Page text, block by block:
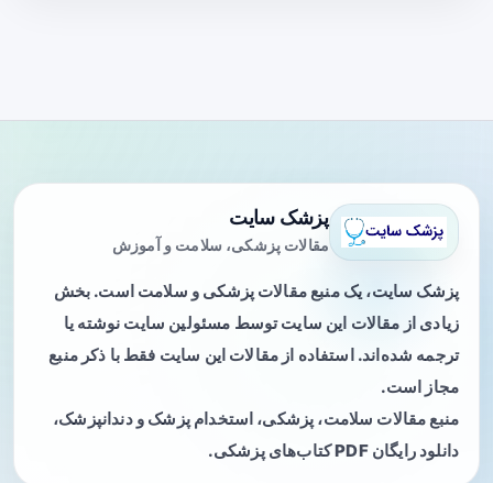
پزشک سایت
مقالات پزشکی، سلامت و آموزش
پزشک سایت، یک منبع مقالات پزشکی و سلامت است. بخش
زیادی از مقالات این سایت توسط مسئولین سایت نوشته یا
ترجمه شده‌اند. استفاده از مقالات این سایت فقط با ذکر منبع
مجاز است.
منبع مقالات سلامت، پزشکی، استخدام پزشک و دندانپزشک،
دانلود رایگان PDF کتاب‌های پزشکی.